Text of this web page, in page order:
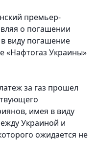
премьер-
о погашении
виду погашение
«Нафтогаз Украины»
за газ прошел
имея в виду
Украиной и
ожидается не